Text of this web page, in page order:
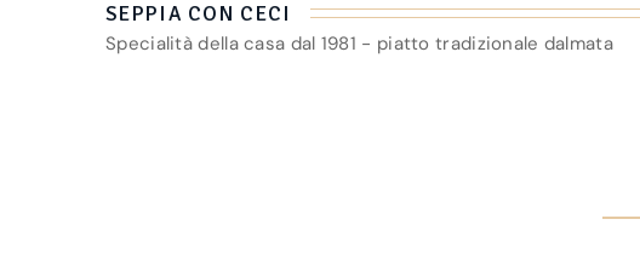
SEPPIA CON CECI
Specialità della casa dal 1981 - piatto tradizionale dalmata